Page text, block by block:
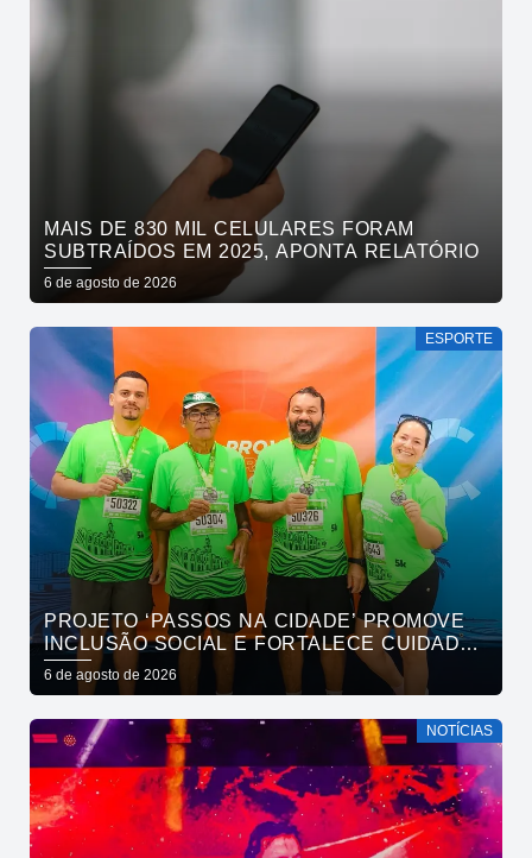
MAIS DE 830 MIL CELULARES FORAM
SUBTRAÍDOS EM 2025, APONTA RELATÓRIO
6 de agosto de 2026
ESPORTE
PROJETO ‘PASSOS NA CIDADE’ PROMOVE
INCLUSÃO SOCIAL E FORTALECE CUIDADO
EM SAÚDE MENTAL POR MEIO DA CORRIDA
6 de agosto de 2026
NOTÍCIAS